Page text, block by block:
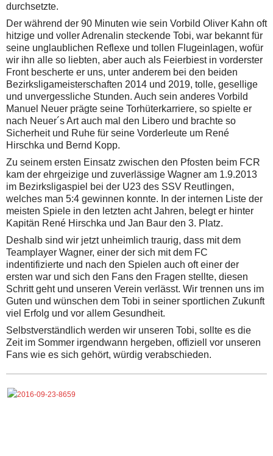
durchsetzte.
Der während der 90 Minuten wie sein Vorbild Oliver Kahn oft
hitzige und voller Adrenalin steckende Tobi, war bekannt für
seine unglaublichen Reflexe und tollen Flugeinlagen, wofür
wir ihn alle so liebten, aber auch als Feierbiest in vorderster
Front bescherte er uns, unter anderem bei den beiden
Bezirksligameisterschaften 2014 und 2019, tolle, gesellige
und unvergessliche Stunden. Auch sein anderes Vorbild
Manuel Neuer prägte seine Torhüterkarriere, so spielte er
nach Neuer´s Art auch mal den Libero und brachte so
Sicherheit und Ruhe für seine Vorderleute um René
Hirschka und Bernd Kopp.
Zu seinem ersten Einsatz zwischen den Pfosten beim FCR
kam der ehrgeizige und zuverlässige Wagner am 1.9.2013
im Bezirksligaspiel bei der U23 des SSV Reutlingen,
welches man 5:4 gewinnen konnte. In der internen Liste der
meisten Spiele in den letzten acht Jahren, belegt er hinter
Kapitän René Hirschka und Jan Baur den 3. Platz.
Deshalb sind wir jetzt unheimlich traurig, dass mit dem
Teamplayer Wagner, einer der sich mit dem FC
indentifizierte und nach den Spielen auch oft einer der
ersten war und sich den Fans den Fragen stellte, diesen
Schritt geht und unseren Verein verlässt. Wir trennen uns im
Guten und wünschen dem Tobi in seiner sportlichen Zukunft
viel Erfolg und vor allem Gesundheit.
Selbstverständlich werden wir unseren Tobi, sollte es die
Zeit im Sommer irgendwann hergeben, offiziell vor unseren
Fans wie es sich gehört, würdig verabschieden.